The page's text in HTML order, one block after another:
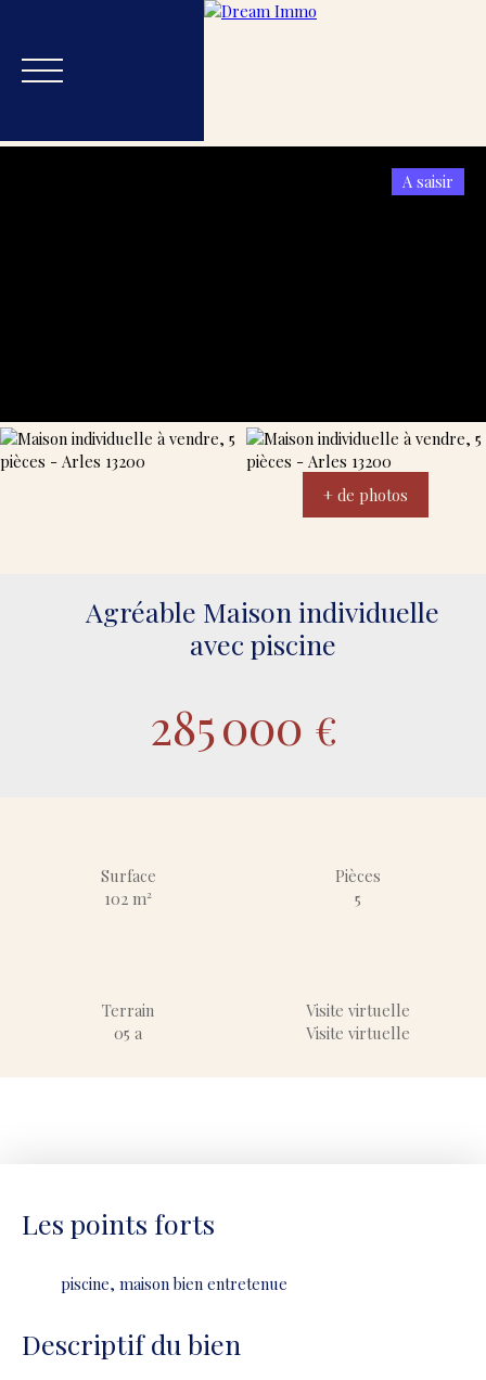
A saisir
+ de photos
Agréable Maison individuelle
avec piscine
285 000 €
Surface
102m²
Pièces
5
Terrain
05 a
Visite virtuelle
Visite virtuelle
Les points forts
piscine, maison bien entretenue
Descriptif du bien